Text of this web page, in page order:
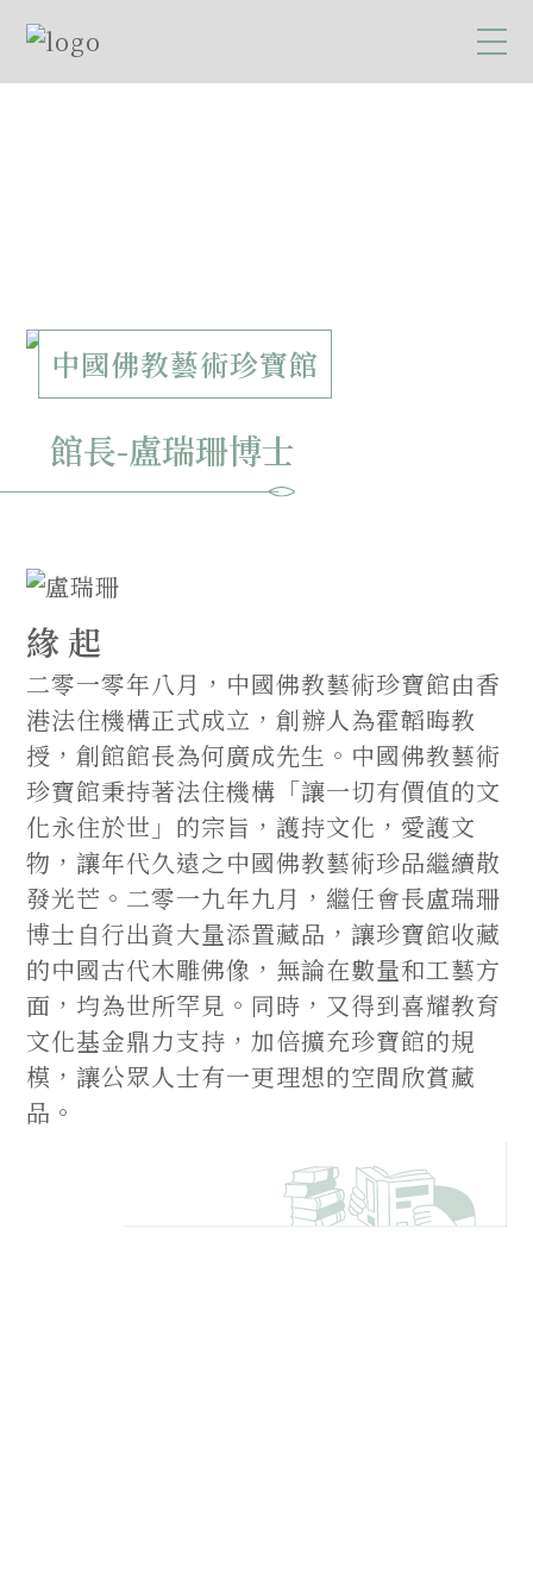
中國佛教藝術珍寶館
館長-盧瑞珊博士
緣 起
二零一零年八月，中國佛教藝術珍寶館由香
港法住機構正式成立，創辦人為霍韜晦教
授，創館館長為何廣成先生。中國佛教藝術
珍寶館秉持著法住機構「讓一切有價值的文
化永住於世」的宗旨，護持文化，愛護文
物，讓年代久遠之中國佛教藝術珍品繼續散
發光芒。二零一九年九月，繼任會長盧瑞珊
博士自行出資大量添置藏品，讓珍寶館收藏
的中國古代木雕佛像，無論在數量和工藝方
面，均為世所罕見。同時，又得到喜耀教育
文化基金鼎力支持，加倍擴充珍寶館的規
模，讓公眾人士有一更理想的空間欣賞藏
品。